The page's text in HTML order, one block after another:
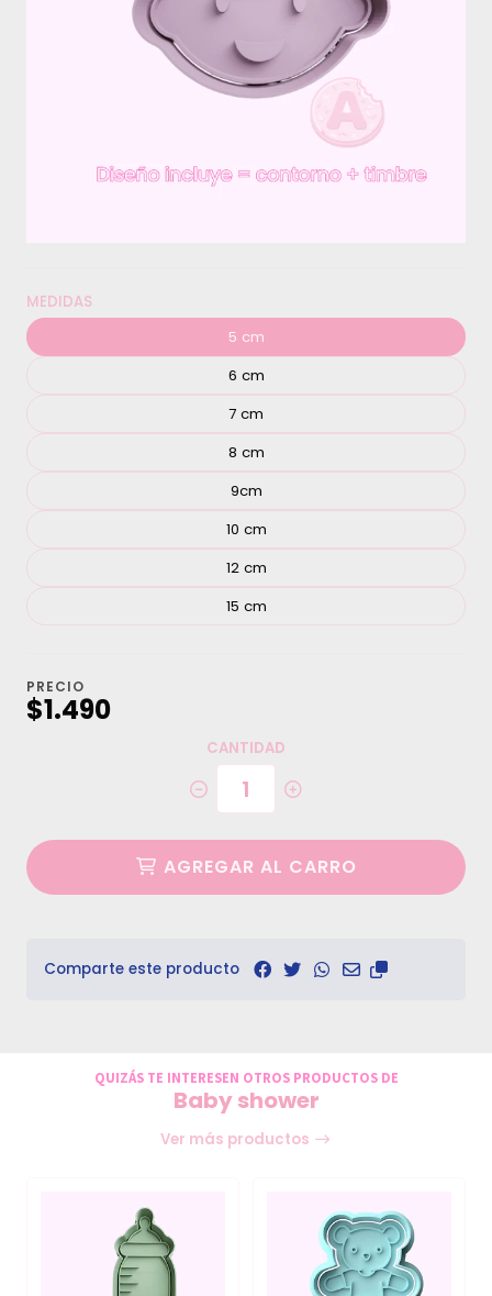
MEDIDAS
5 cm
6 cm
7 cm
8 cm
9cm
10 cm
12 cm
15 cm
PRECIO
$1.490
CANTIDAD
AGREGAR AL CARRO
Comparte este producto
QUIZÁS TE INTERESEN OTROS PRODUCTOS DE
Baby shower
Ver más productos